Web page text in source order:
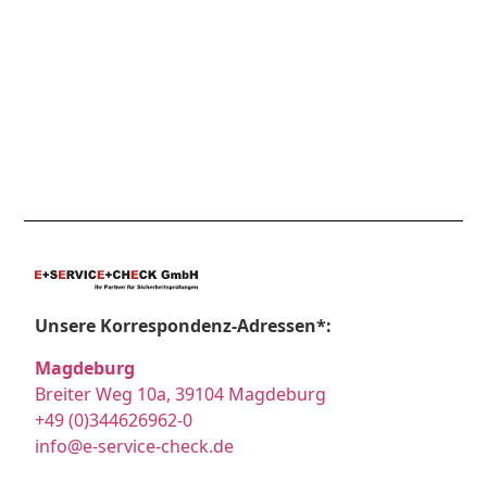
Unsere Korrespondenz-Adressen*:
Magdeburg
Breiter Weg 10a, 39104 Magdeburg
+49 (0)344626962-0
info@e-service-check.de